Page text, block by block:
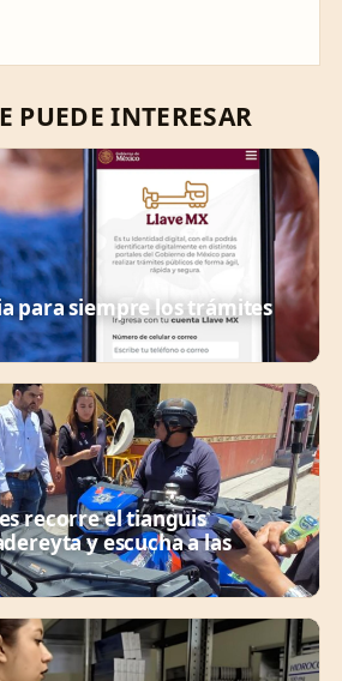
PUEDE INTERESAR
para siempre los trámites
recorre el tianguis
y escucha a las